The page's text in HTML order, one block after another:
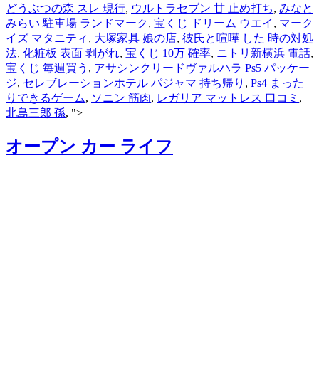
どうぶつの森 スレ 現行, ウルトラセブン 甘 止め打ち, みなと
みらい 駐車場 ランドマーク, 宝くじ ドリーム ウエイ , マーク
イズ マタニティ , 大塚家具 娘の店, 彼氏と喧嘩 した 時の対処
法, 化粧板 表面 剥がれ, 宝くじ 10万 確率, ニトリ新横浜 電話,
宝くじ 毎週買う , アサシンクリードヴァルハラ Ps5 パッケー
ジ, セレブレーションホテル パジャマ 持ち帰り , Ps4 まった
りできるゲーム, ソニン 筋肉, レガリア マットレス 口コミ ,
北島三郎 孫, ">
オープン カー ライフ